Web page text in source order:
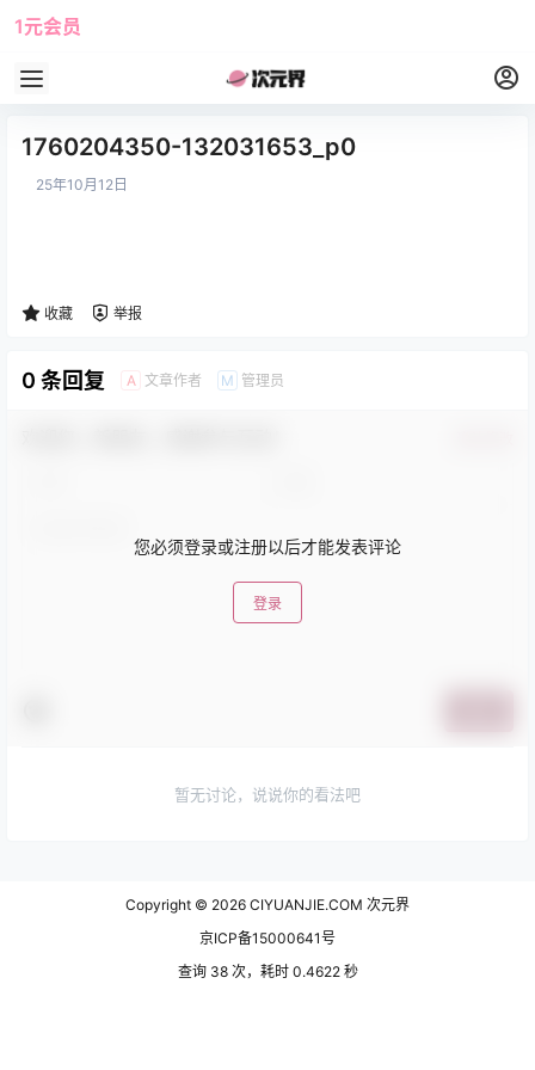
1元会员
1760204350-132031653_p0
25年10月12日
收藏 举报
0 条回复 A 文章作者 M 管理员
您必须登录或注册以后才能发表评论
登录
暂无讨论，说说你的看法吧
Copyright © 2026 CIYUANJIE.COM 次元界
京ICP备15000641号
查询 38 次，耗时 0.4622 秒